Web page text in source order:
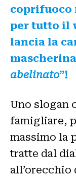
coprifuoco
per tutto il
lancia la
mascherina
abelinato”!
Uno slogan
famigliare,
massimo la
tratte dal